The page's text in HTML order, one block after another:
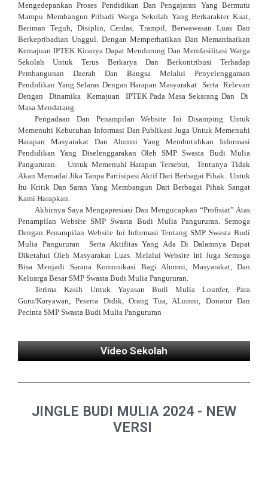
Mengedepankan Proses Pendidikan Dan Pengajaran Yang Bermutu
Mampu Membangun Pribadi Warga Sekolah Yang Berkarakter Kuat,
Beriman Teguh, Disiplin, Cerdas, Trampil, Berwawasan Luas Dan
Berkepribadian Unggul. Dengan Memperhatikan Dan Memanfaatkan
Kemajuan IPTEK Kiranya Dapat Mendorong Dan Memfasilitasi Warga
Sekolah Untuk Terus Berkarya Dan Berkontribusi Terhadap
Pembangunan Daerah Dan Bangsa Melalui Penyelenggaraan
Pendidikan Yang Selaras Dengan Harapan Masyarakat Serta Relevan
Dengan Dinamika Kemajuan IPTEK Pada Masa Sekarang Dan Di
Masa Mendatang.
Pengadaan Dan Penampilan Website Ini Disamping Untuk
Memenuhi Kebutuhan Informasi Dan Publikasi Juga Untuk Memenuhi
Harapan Masyarakat Dan Alumni Yang Membutuhkan Informasi
Pendidikan Yang Diselenggarakan Oleh SMP Swasta Budi Mulia
Pangururan. Untuk Memenuhi Harapan Tersebut, Tentunya Tidak
Akan Memadai Jika Tanpa Partisipasi Aktif Dari Berbagai Pihak. Untuk
Itu Kritik Dan Saran Yang Membangun Dari Berbagai Pihak Sangat
Kami Harapkan.
Akhirnya Saya Mengapresiasi Dan Mengucapkan “Profisiat” Atas
Penampilan Website SMP Swasta Budi Mulia Pangururan. Semoga
Dengan Penampilan Website Ini Informasi Tentang SMP Swasta Budi
Mulia Pangururan Serta Aktifitas Yang Ada Di Dalamnya Dapat
Diketahui Oleh Masyarakat Luas. Melalui Website Ini Juga Semoga
Bisa Menjadi Sarana Komunikasi Bagi Alumni, Masyarakat, Dan
Keluarga Besar SMP Swasta Budi Mulia Pangururan.
Terima Kasih Untuk Yayasan Budi Mulia Lourder, Para
Guru/Karyawan, Peserta Didik, Orang Tua, ALumni, Donatur Dan
Pecinta SMP Swasta Budi Mulia Pangururan
Video Sekolah
JINGLE BUDI MULIA 2024 - NEW
VERSI